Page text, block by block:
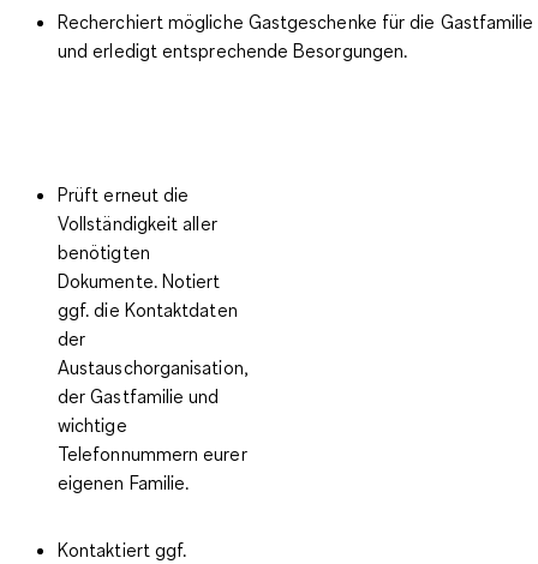
Recherchiert mögliche Gastgeschenke für die Gastfamilie
und erledigt entsprechende Besorgungen.
Prüft erneut die
Vollständigkeit aller
benötigten
Dokumente. Notiert
ggf. die Kontaktdaten
der
Austauschorganisation,
der Gastfamilie und
wichtige
Telefonnummern eurer
eigenen Familie.
Kontaktiert ggf.